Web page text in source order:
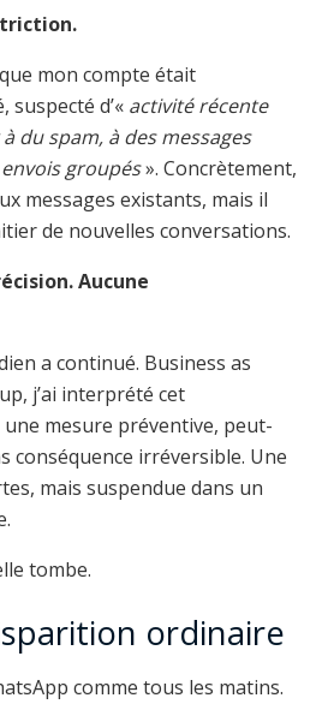
mon compte était
d’« activité récente
du spam, à des messages
groupés». Concrètement,
messages existants, mais il
de nouvelles conversations.
Aucune
a continué. Business as
j’ai interprété cet
mesure préventive, peut-
conséquence irréversible. Une
mais suspendue dans un
tombe.
ordinaire
comme tous les matins.